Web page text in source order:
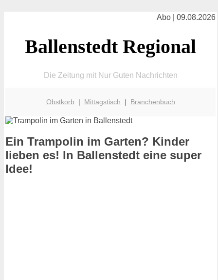
Abo | 09.08.2026
Ballenstedt Regional
Die Zeitung mit Nur Guten Nachrichten
Obstkorb | Mittagstisch | Branchenbuch
Ein Trampolin im Garten? Kinder
lieben es! In Ballenstedt eine super
Idee!